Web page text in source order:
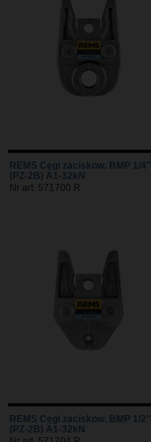
REMS Cęgi zaciskow. BMP 1/4"
(PZ-2B) A1-32kN
Nr art. 571700 R
REMS Cęgi zaciskow. BMP 1/2"
(PZ-2B) A1-32kN